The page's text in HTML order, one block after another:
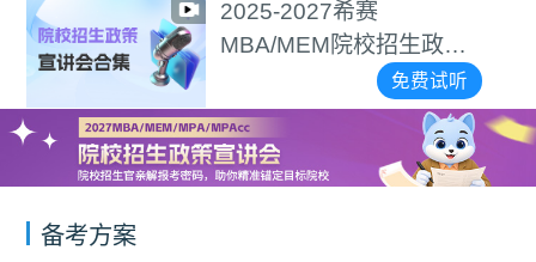
2025-2027希赛
MBA/MEM院校招生政策
免费试听
备考方案